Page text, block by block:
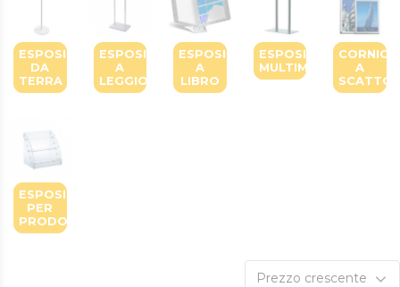
ESPOSITORI
DA
TERRA
ESPOSITORI
A
LEGGIO
ESPOSITORI
A
LIBRO
ESPOSITORI
MULTIMEDIALI
CORNICI
A
SCATTO
ESPOSITORI
PER
PRODOTTI
Prezzo crescente